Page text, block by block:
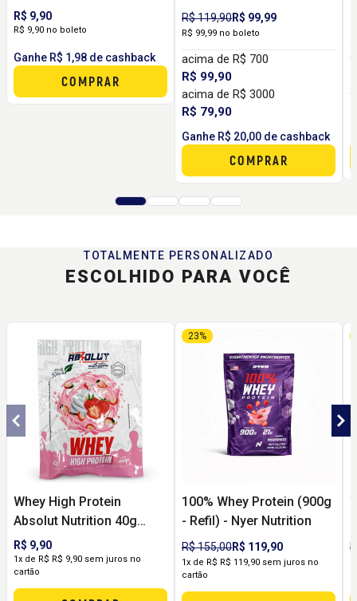
Sachê | Proteína em Dose
Individual para Rotina e
Pós-Treino
R$ 9,90
R$ 9,90 no boleto
Ganhe R$ 1,98 de cashback
COMPRAR
Maromba | 23g de
Proteína por Dose para
Recuperação
R$ 119,90R$ 99,99
R$ 99,99 no boleto
acima de R$ 700
R$ 99,90
acima de R$ 3000
R$ 79,90
Ganhe R$ 20,00 de cashback
COMPRAR
TOTALMENTE PERSONALIZADO
ESCOLHIDO PARA VOCÊ
Whey High Protein
Absolut Nutrition 40g
Sachê | Proteína em Dose
Individual para Rotina e
Pós-Treino
R$ 9,90
1x de R$ R$ 9,90 sem juros no
cartão
100% Whey Protein (900g
- Refil) - Nyer Nutrition
R$ 155,00R$ 119,90
23%
1x de R$ R$ 119,90 sem juros no
cartão